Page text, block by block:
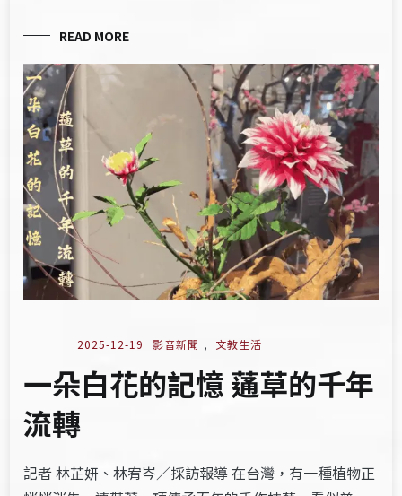
READ MORE
2025-12-19 影音新聞 , 文教生活
一朵白花的記憶 蓪草的千年
流轉
記者 林芷妍、林宥岑／採訪報導 在台灣，有一種植物正